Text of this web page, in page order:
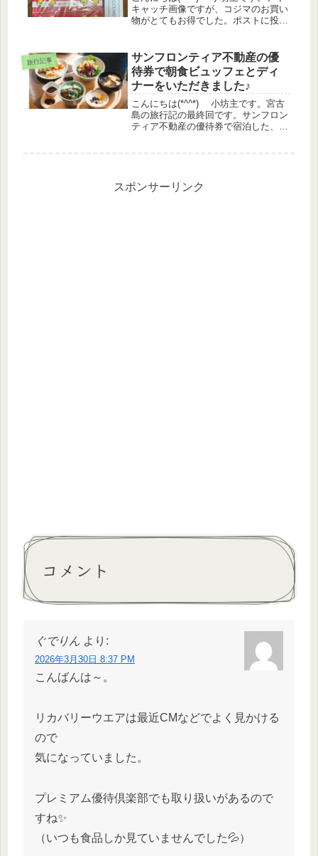
キャッチ画像ですが、コジマのお買い
物がとてもお得でした。ポストに投函
200Pいただきました。お支払いはコ
ジマの優待券とコジマア...
旅行記事
サンフロンティア不動産の優
待券で朝食ビュッフェとディ
ナーをいただきました♪
こんにちは(*^^*) 小坊主です。宮古
島の旅行記の最終回です。サンフロン
ティア不動産の優待券で宿泊した、た
スポンサーリンク
コメント
ぐでりん より:
2026年3月30日 8:37 PM
こんばんは～。
リカバリーウエアは最近CMなどでよく見かける
ので
気になっていました。
プレミアム優待倶楽部でも取り扱いがあるので
すね✨
（いつも食品しか見ていませんでした💦）